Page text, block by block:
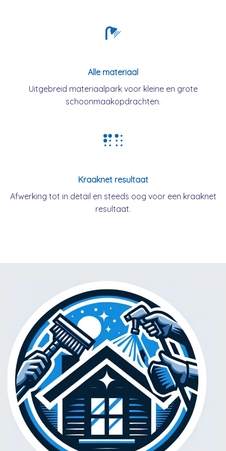
Alle materiaal
Uitgebreid materiaalpark voor kleine en grote
schoonmaakopdrachten.
Kraaknet resultaat
Afwerking tot in detail en steeds oog voor een kraaknet
resultaat.